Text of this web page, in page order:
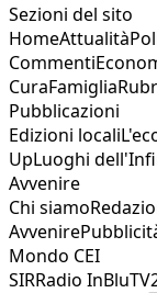
Sezioni del sito
HomeAttualità
Commenti
CuraFamiglia
Pubblicazioni
Edizioni locali
UpLuoghi
Avvenire
Chi siamo
Avvenire
Mondo CEI
SIRRadio InBlu